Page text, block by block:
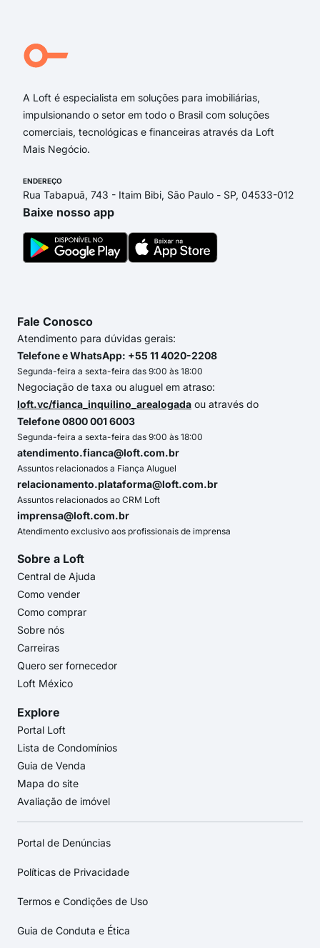
A Loft é especialista em soluções para imobiliárias,
impulsionando o setor em todo o Brasil com soluções
comerciais, tecnológicas e financeiras através da Loft
Mais Negócio.
ENDEREÇO
Rua Tabapuã, 743 - Itaim Bibi, São Paulo - SP, 04533-012
Baixe nosso app
Fale Conosco
Atendimento para dúvidas gerais:
Telefone e WhatsApp: +55 11 4020-2208
Segunda-feira a sexta-feira das 9:00 às 18:00
Negociação de taxa ou aluguel em atraso:
loft.vc/fianca_inquilino_arealogada ou através do
Telefone 0800 001 6003
Segunda-feira a sexta-feira das 9:00 às 18:00
atendimento.fianca@loft.com.br
Assuntos relacionados a Fiança Aluguel
relacionamento.plataforma@loft.com.br
Assuntos relacionados ao CRM Loft
imprensa@loft.com.br
Atendimento exclusivo aos profissionais de imprensa
Sobre a Loft
Central de Ajuda
Como vender
Como comprar
Sobre nós
Carreiras
Quero ser fornecedor
Loft México
Explore
Portal Loft
Lista de Condomínios
Guia de Venda
Mapa do site
Avaliação de imóvel
Portal de Denúncias
Políticas de Privacidade
Termos e Condições de Uso
Guia de Conduta e Ética